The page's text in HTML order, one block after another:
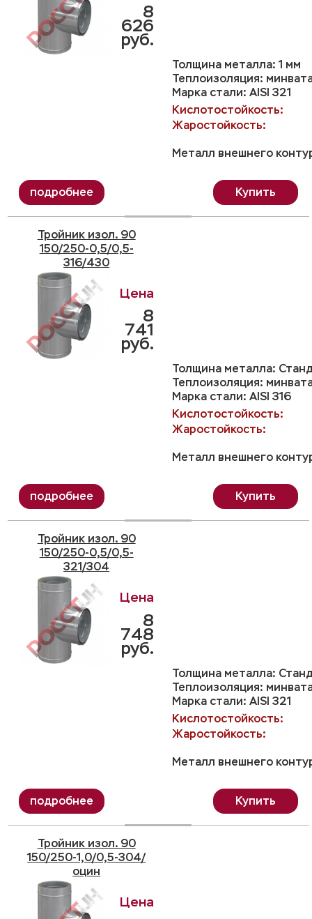
Толщина металла: 1 мм
Теплоизоляция:
Марка стали: AISI 321
Кислотостойкость:
Жаростойкость:
Металл внешнего
8
626
руб.
Купить
Тройник изол. 90
150/250-0,5/0,5-
316/430
Толщина металла:
Теплоизоляция:
Марка стали: AISI 316
Кислотостойкость:
Жаростойкость:
Металл внешнего
8
741
руб.
Купить
Тройник изол. 90
150/250-0,5/0,5-
321/304
Толщина металла:
Теплоизоляция:
Марка стали: AISI 321
Кислотостойкость:
Жаростойкость:
Металл внешнего
8
748
руб.
Купить
Тройник изол. 90
150/250-1,0/0,5-304/
оцин